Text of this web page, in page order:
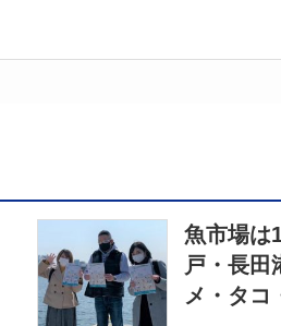
魚市場
戸・長
メ・タコ